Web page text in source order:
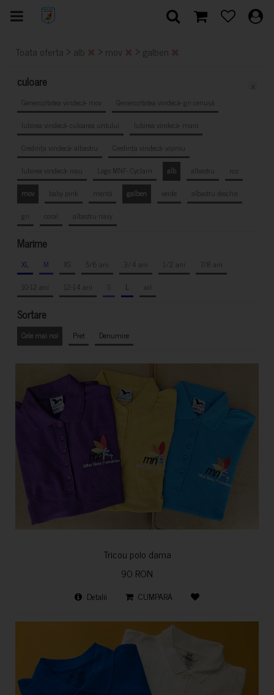
Toata oferta > alb > mov > galben
culoare
Generozitatea vindecă- mov
Generozitatea vindecă- gri cenușă
Iubirea vindecă- culoarea untului
Iubirea vindecă- maro
Credința vindecă- albastru
Credința vindecă- vișiniu
Iubirea vindecă- roșu
Logo MNF- Cyclam alb albastru
roz
mov
baby pink mentă galben verde
albastru deschis
gri
coral albastru navy
Marime
XL M XS 5/6 ani 3/4 ani 1/2 ani
7/8 ani
10-12 ani
12-14 ani S L xxl
Sortare
Cele mai noi Pret Denumire
Tricou polo dama
90 RON
Detalii CUMPARA